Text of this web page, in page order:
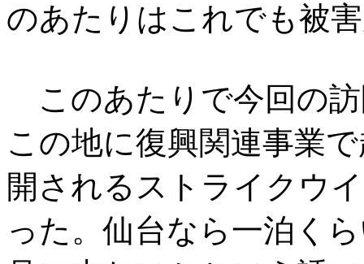
のあたりはこれでも被
このあたりで今回の
この地に復興関連事業
開されるストライクウ
った。仙台なら一泊く